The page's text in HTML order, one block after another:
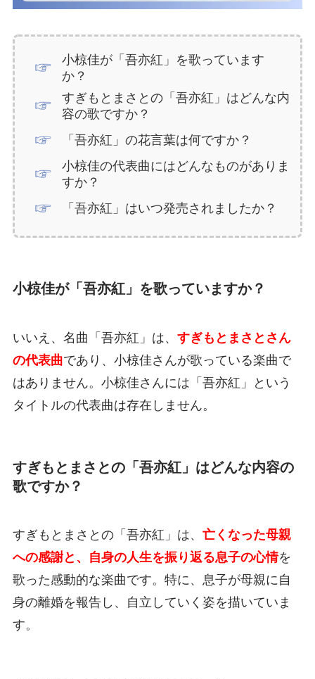
小椋佳が「吾亦紅」を歌っています
か？
すぎもとまさとの「吾亦紅」はどんな内
容の歌ですか？
「吾亦紅」の花言葉は何ですか？
小椋佳の代表曲にはどんなものがありま
すか？
「吾亦紅」はいつ発売されましたか？
小椋佳が「吾亦紅」を歌っていますか？
いいえ、名曲「吾亦紅」は、 すぎもとまさとさん
の代表曲であり、小椋佳さんが歌っている楽曲で
はありません。小椋佳さんには「吾亦紅」という
タイトルの代表曲は存在しません。
すぎもとまさとの「吾亦紅」はどんな内容の
歌ですか？
すぎもとまさとの「吾亦紅」は、 亡くなった母親
への感謝と、自身の人生を振り返る息子の心情を
歌った感動的な楽曲です。特に、息子が母親に自
身の離婚を報告し、自立していく姿を描いていま
す。